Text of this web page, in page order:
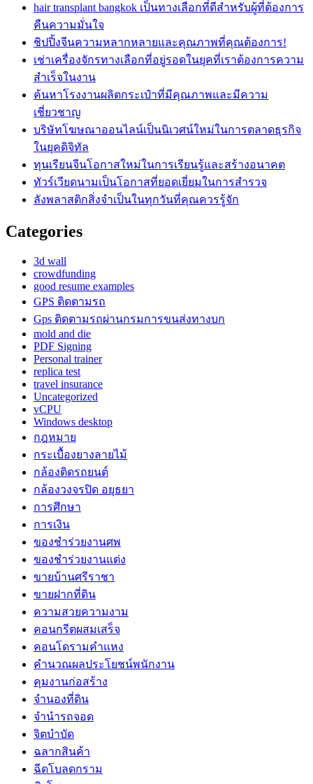
hair transplant bangkok เป็นทางเลือกที่ดีสำหรับผู้ที่ต้องการ
คืนความมั่นใจ
ชิปปิ้งจีนความหลากหลายและคุณภาพที่คุณต้องการ!
เช่าเครื่องจักรทางเลือกที่อยู่รอดในยุคที่เราต้องการความ
สำเร็จในงาน
ค้นหาโรงงานผลิตกระเป๋าที่มีคุณภาพและมีความ
เชี่ยวชาญ
บริษัทโฆษณาออนไลน์เป็นนิเวศน์ใหม่ในการตลาดธุรกิจ
ในยุคดิจิทัล
ทุนเรียนจีนโอกาสใหม่ในการเรียนรู้และสร้างอนาคต
ทัวร์เวียดนามเป็นโอกาสที่ยอดเยี่ยมในการสำรวจ
ลังพลาสติกสิ่งจำเป็นในทุกวันที่คุณควรรู้จัก
Categories
3d wall
crowdfunding
good resume examples
GPS ติดตามรถ
Gps ติดตามรถผ่านกรมการขนส่งทางบก
mold and die
PDF Signing
Personal trainer
replica test
travel insurance
Uncategorized
vCPU
Windows desktop
กฎหมาย
กระเบื้องยางลายไม้
กล้องติดรถยนต์
กล้องวงจรปิด อยุธยา
การศึกษา
การเงิน
ของชำร่วยงานศพ
ของชำร่วยงานแต่ง
ขายบ้านศรีราชา
ขายฝากที่ดิน
ความสวยความงาม
คอนกรีตผสมเสร็จ
คอนโดรามคำแหง
คำนวณผลประโยชน์พนักงาน
คุมงานก่อสร้าง
จำนองที่ดิน
จำนำรถจอด
จิตบำบัด
ฉลากสินค้า
ฉีดโบลดกราม